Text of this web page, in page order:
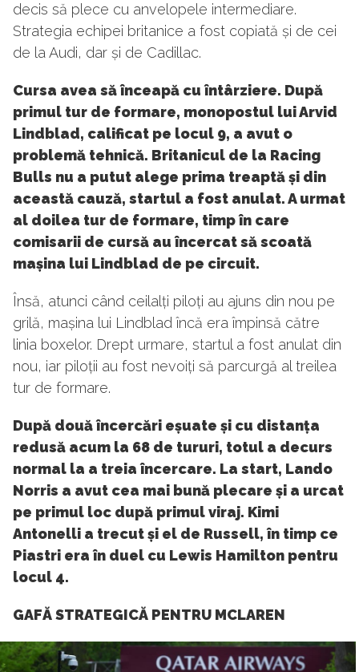
decis să plece cu anvelopele intermediare.
Strategia echipei britanice a fost copiată și de cei
de la Audi, dar și de Cadillac.
Cursa avea să înceapă cu întârziere. După
primul tur de formare, monopostul lui Arvid
Lindblad, calificat pe locul 9, a avut o
problemă tehnică. Britanicul de la Racing
Bulls nu a putut alege prima treaptă și din
această cauză, startul a fost anulat. A urmat
al doilea tur de formare, timp în care
comisarii de cursă au încercat să scoată
mașina lui Lindblad de pe circuit.
Însă, atunci când ceilalți piloți au ajuns din nou pe
grilă, mașina lui Lindblad încă era împinsă către
linia boxelor. Drept urmare, startul a fost anulat din
nou, iar piloții au fost nevoiți să parcurgă al treilea
tur de formare.
După două încercări eșuate și cu distanța
redusă acum la 68 de tururi, totul a decurs
normal la a treia încercare. La start, Lando
Norris a avut cea mai bună plecare și a urcat
pe primul loc după primul viraj. Kimi
Antonelli a trecut și el de Russell, în timp ce
Piastri era în duel cu Lewis Hamilton pentru
locul 4.
GAFĂ STRATEGICĂ PENTRU MCLAREN